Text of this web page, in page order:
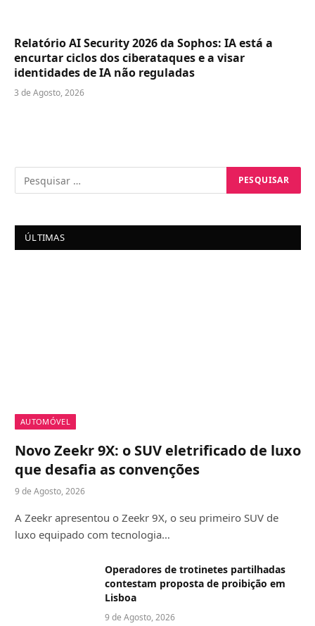
Relatório AI Security 2026 da Sophos: IA está a
encurtar ciclos dos ciberataques e a visar
identidades de IA não reguladas
3 de Agosto, 2026
ÚLTIMAS
AUTOMÓVEL
Novo Zeekr 9X: o SUV eletrificado de luxo
que desafia as convenções
9 de Agosto, 2026
A Zeekr apresentou o Zeekr 9X, o seu primeiro SUV de
luxo equipado com tecnologia…
Operadores de trotinetes partilhadas
contestam proposta de proibição em
Lisboa
9 de Agosto, 2026